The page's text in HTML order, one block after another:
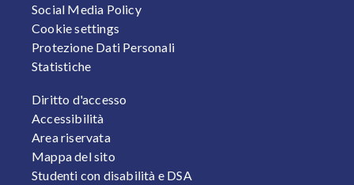
Social Media Policy
Cookie settings
Protezione Dati Personali
Statistiche
FOOTER 2
Diritto d'accesso
Accessibilità
Area riservata
Mappa del sito
Studenti con disabilità e DSA